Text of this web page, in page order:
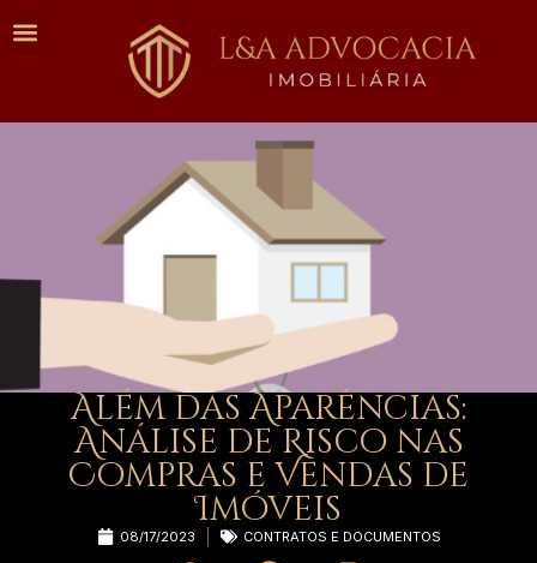
Além das Aparências:
Análise de Risco nas
Compras e Vendas de
Imóveis
08/17/2023 CONTRATOS E DOCUMENTOS